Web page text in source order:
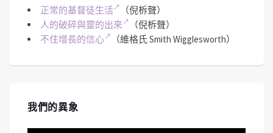
正常的基督徒生活
（倪柝聲）
人的破碎與靈的出來
（倪柝聲）
不住增長的信心
（維格氏 Smith Wigglesworth）
我們的異象